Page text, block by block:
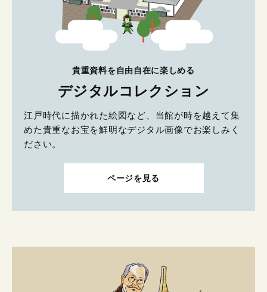
貴重資料を自由自在に楽しめる
デジタルコレクション
江戸時代に描かれた絵図など、当館が時を越えて集
めた貴重なお宝を鮮明なデジタル画像でお楽しみく
ださい。
ページを見る